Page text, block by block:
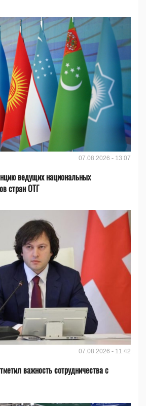
07.08.2026 - 13:07
ведущих национальных
стран ОТГ
07.08.2026 - 11:42
важность сотрудничества с